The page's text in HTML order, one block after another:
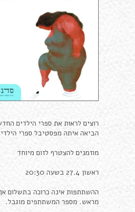
רוצים לראות את ספרי הילדים
הביאה איתה מפסטיבל ספרי
מוזמנים להצטרף לזום מיוחד
ראשון 27.4 בשעה 20:30
ההשתתפות אינה כרוכה בתשלום
מראש. מספר המשתתפים מוגבל.